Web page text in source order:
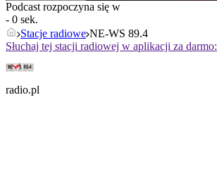
Podcast rozpoczyna się w
- 0 sek.
Stacje radiowe NE-WS 89.4
Słuchaj tej stacji radiowej w aplikacji za darmo:
radio.pl